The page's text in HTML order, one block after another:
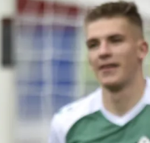
Curling
Dostihy
Florbal
Futsal